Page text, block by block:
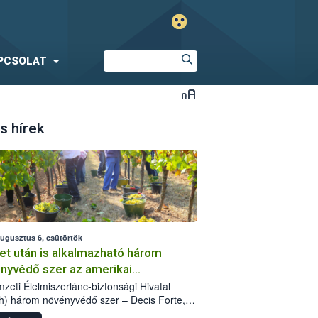
hírek
6, csütörtök
után is alkalmazható három
szer az amerikai
ellen
Élelmiszerlánc-biztonsági Hivatal
három növényvédő szer – Decis Forte,
24 EW, Oroganic – engedélyokiratát